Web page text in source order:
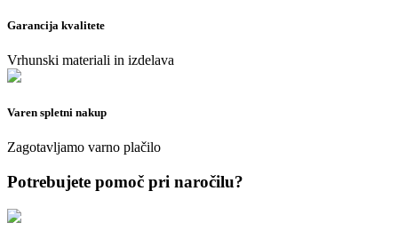
Garancija kvalitete
Vrhunski materiali in izdelava
Varen spletni nakup
Zagotavljamo varno plačilo
Potrebujete pomoč pri naročilu?